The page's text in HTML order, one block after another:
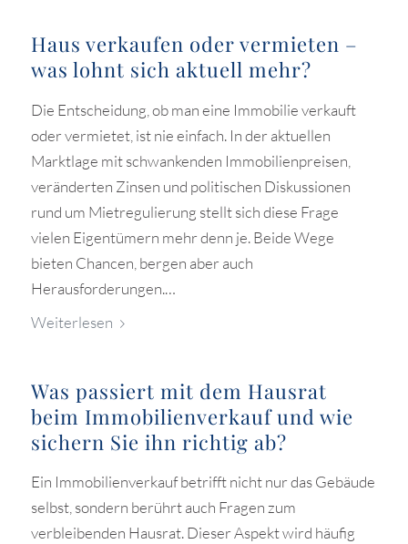
Haus verkaufen oder vermieten –
was lohnt sich aktuell mehr?
Die Entscheidung, ob man eine Immobilie verkauft
oder vermietet, ist nie einfach. In der aktuellen
Marktlage mit schwankenden Immobilienpreisen,
veränderten Zinsen und politischen Diskussionen
rund um Mietregulierung stellt sich diese Frage
vielen Eigentümern mehr denn je. Beide Wege
bieten Chancen, bergen aber auch
Herausforderungen.…
Weiterlesen
Was passiert mit dem Hausrat
beim Immobilienverkauf und wie
sichern Sie ihn richtig ab?
Ein Immobilienverkauf betrifft nicht nur das Gebäude
selbst, sondern berührt auch Fragen zum
verbleibenden Hausrat. Dieser Aspekt wird häufig